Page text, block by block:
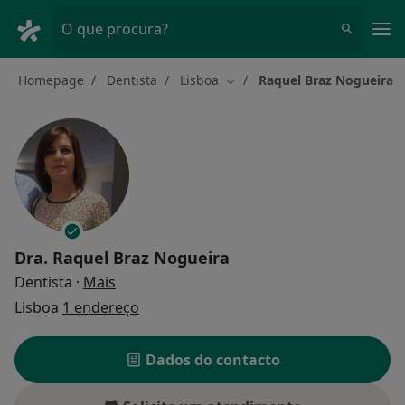
O que procura?
Homepage Dentista Lisboa Mudar de cidade
Raquel Braz Nogueira
Dra. Raquel Braz Nogueira
Dentista · Mais
Lisboa 1 endereço
Dados do contacto